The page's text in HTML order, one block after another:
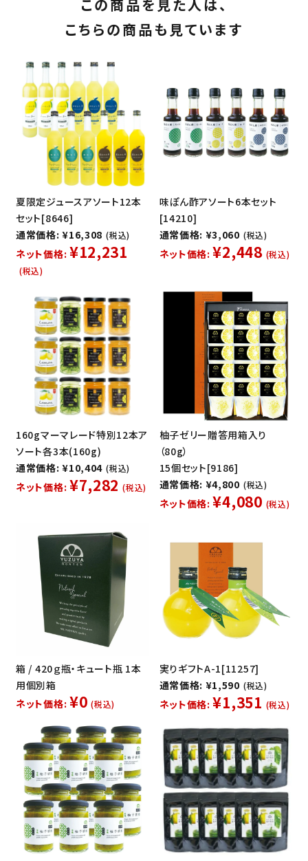
この商品を見た人は、
こちらの商品も見ています
夏限定ジュースアソート12本
セット[8646]
通常価格: ¥16,308 (税込)
ネット価格: ¥12,231
(税込)
味ぽん酢アソート6本セット
[14210]
通常価格: ¥3,060 (税込)
ネット価格: ¥2,448 (税込)
160gマーマレード特別12本ア
ソート各3本(160g)
通常価格: ¥10,404 (税込)
ネット価格: ¥7,282 (税込)
柚子ゼリー贈答用箱入り
（80g）
15個セット[9186]
通常価格: ¥4,800 (税込)
ネット価格: ¥4,080 (税込)
箱 / 420ｇ瓶・キュート瓶 1本
用個別箱
ネット価格: ¥0 (税込)
実りギフトA-1[11257]
通常価格: ¥1,590 (税込)
ネット価格: ¥1,351 (税込)